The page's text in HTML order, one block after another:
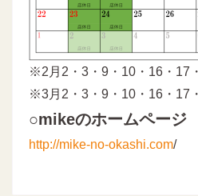
※2月2・3・9・10・16・17
※3月2・3・9・10・16・17
○mikeのホームページ
http://mike-no-okashi.com/